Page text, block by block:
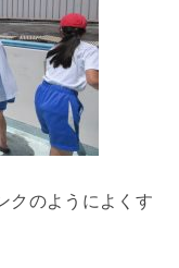
クのようによくす